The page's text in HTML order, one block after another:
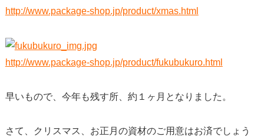
http://www.package-shop.jp/product/xmas.html
http://www.package-shop.jp/product/fukubukuro.html
早いもので、今年も残す所、約１ヶ月となりました。
さて、クリスマス、お正月の資材のご用意はお済でしょう